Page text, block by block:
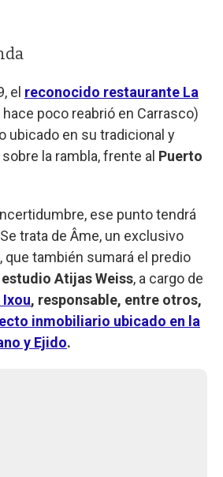
el reconocido restaurante La
hace poco reabrió en Carrasco)
ubicado en su tradicional y
la rambla, frente al Puerto
ese punto tendrá
trata de Âme, un exclusivo
que también sumará el predio
estudio Atijas Weiss, a cargo de
, responsable, entre otros,
inmobiliario ubicado en la
y Ejido.